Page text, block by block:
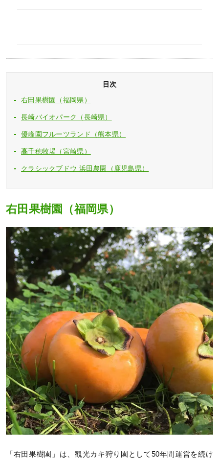
目次
右田果樹園（福岡県）
長崎バイオパーク（長崎県）
優峰園フルーツランド（熊本県）
高千穂牧場（宮崎県）
クラシックブドウ 浜田農園（鹿児島県）
右田果樹園（福岡県）
「右田果樹園」は、観光カキ狩り園として50年間運営を続け